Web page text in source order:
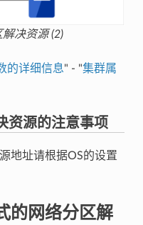
决资源 (2)
的详细信息" - "集群属
资源的注意事项
地址请根据OS的设置
的网络分区解